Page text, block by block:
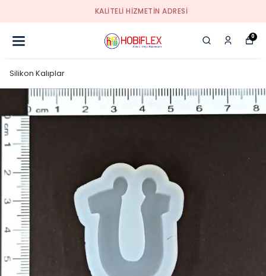
KALİTELİ HİZMETİN ADRESİ
0
Silikon Kalıplar